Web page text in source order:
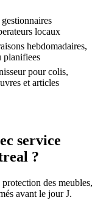
locaux
hebdomadaires,
planifiees
pour colis,
et articles
service
?
des meubles,
avant le jour J.